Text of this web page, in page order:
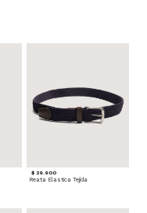
$ 29.900
Reata Elastica Tejida